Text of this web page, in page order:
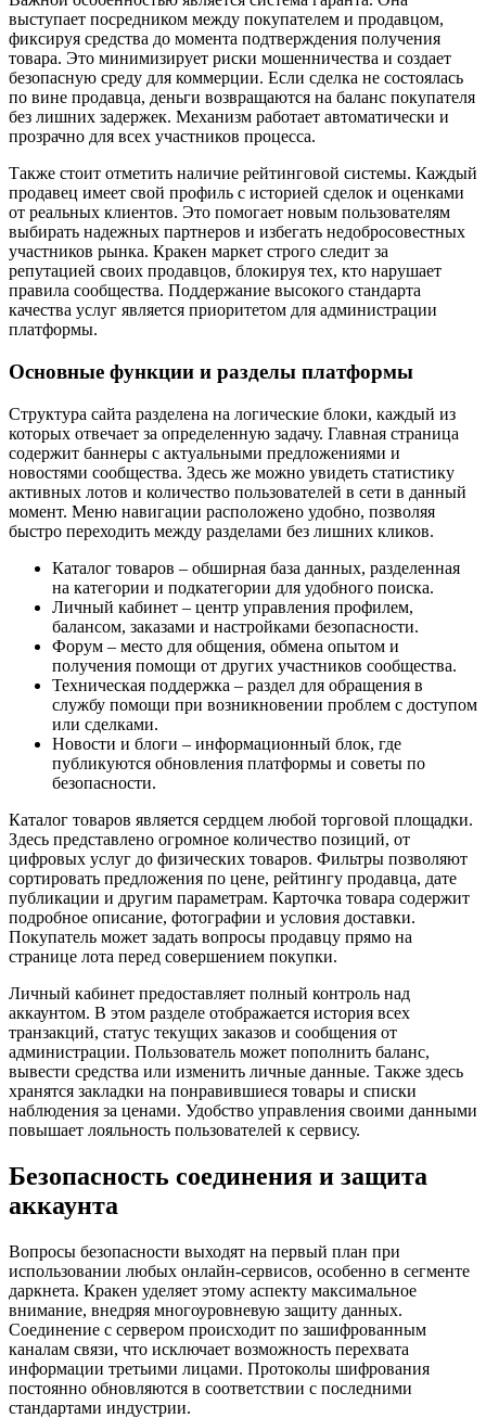
выступает посредником между покупателем и продавцом,
фиксируя средства до момента подтверждения получения
товара. Это минимизирует риски мошенничества и создает
безопасную среду для коммерции. Если сделка не состоялась
по вине продавца, деньги возвращаются на баланс покупателя
без лишних задержек. Механизм работает автоматически и
прозрачно для всех участников процесса.
Также стоит отметить наличие рейтинговой системы. Каждый
продавец имеет свой профиль с историей сделок и оценками
от реальных клиентов. Это помогает новым пользователям
выбирать надежных партнеров и избегать недобросовестных
участников рынка. Кракен маркет строго следит за
репутацией своих продавцов, блокируя тех, кто нарушает
правила сообщества. Поддержание высокого стандарта
качества услуг является приоритетом для администрации
платформы.
Основные функции и разделы платформы
Структура сайта разделена на логические блоки, каждый из
которых отвечает за определенную задачу. Главная страница
содержит баннеры с актуальными предложениями и
новостями сообщества. Здесь же можно увидеть статистику
активных лотов и количество пользователей в сети в данный
момент. Меню навигации расположено удобно, позволяя
быстро переходить между разделами без лишних кликов.
Каталог товаров – обширная база данных, разделенная
на категории и подкатегории для удобного поиска.
Личный кабинет – центр управления профилем,
балансом, заказами и настройками безопасности.
Форум – место для общения, обмена опытом и
получения помощи от других участников сообщества.
Техническая поддержка – раздел для обращения в
службу помощи при возникновении проблем с доступом
или сделками.
Новости и блоги – информационный блок, где
публикуются обновления платформы и советы по
безопасности.
Каталог товаров является сердцем любой торговой площадки.
Здесь представлено огромное количество позиций, от
цифровых услуг до физических товаров. Фильтры позволяют
сортировать предложения по цене, рейтингу продавца, дате
публикации и другим параметрам. Карточка товара содержит
подробное описание, фотографии и условия доставки.
Покупатель может задать вопросы продавцу прямо на
странице лота перед совершением покупки.
Личный кабинет предоставляет полный контроль над
аккаунтом. В этом разделе отображается история всех
транзакций, статус текущих заказов и сообщения от
администрации. Пользователь может пополнить баланс,
вывести средства или изменить личные данные. Также здесь
хранятся закладки на понравившиеся товары и списки
наблюдения за ценами. Удобство управления своими данными
повышает лояльность пользователей к сервису.
Безопасность соединения и защита
аккаунта
Вопросы безопасности выходят на первый план при
использовании любых онлайн-сервисов, особенно в сегменте
даркнета. Кракен уделяет этому аспекту максимальное
внимание, внедряя многоуровневую защиту данных.
Соединение с сервером происходит по зашифрованным
каналам связи, что исключает возможность перехвата
информации третьими лицами. Протоколы шифрования
постоянно обновляются в соответствии с последними
стандартами индустрии.